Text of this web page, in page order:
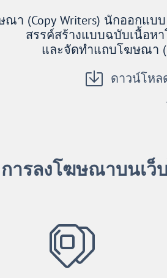
า (Copy Writers) นักออกแบ
สรรค์สร้างแบบฉบับเนื้อห
และจัดทำแถบโฆษณา
ดาวน์โห
การลงโฆษณาบนเว็บ